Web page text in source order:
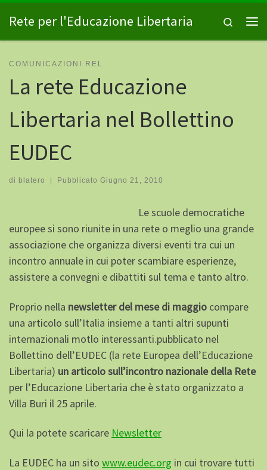
Passa al contenuto
Rete per l'Educazione Libertaria
Search
COMUNICAZIONI REL
La rete Educazione
Libertaria nel Bollettino
EUDEC
di blatero Pubblicato Giugno 21, 2010
Le scuole democratiche
europee si sono riunite in una rete o meglio una grande
associazione che organizza diversi eventi tra cui un
incontro annuale in cui poter scambiare esperienze,
assistere a convegni e dibattiti sul tema e tanto altro.
Proprio nella newsletter del mese di maggio compare
una articolo sull’Italia insieme a tanti altri supunti
internazionali motlo interessanti.pubblicato nel
Bollettino dell’EUDEC (la rete Europea dell’Educazione
Libertaria) un articolosull’incontro nazionale della Rete
per l’Educazione Libertaria che è stato organizzato a
Villa Buri il 25 aprile.
Qui la potete scaricare Newsletter
La EUDEC ha un sito www.eudec.org in cui trovare tutti